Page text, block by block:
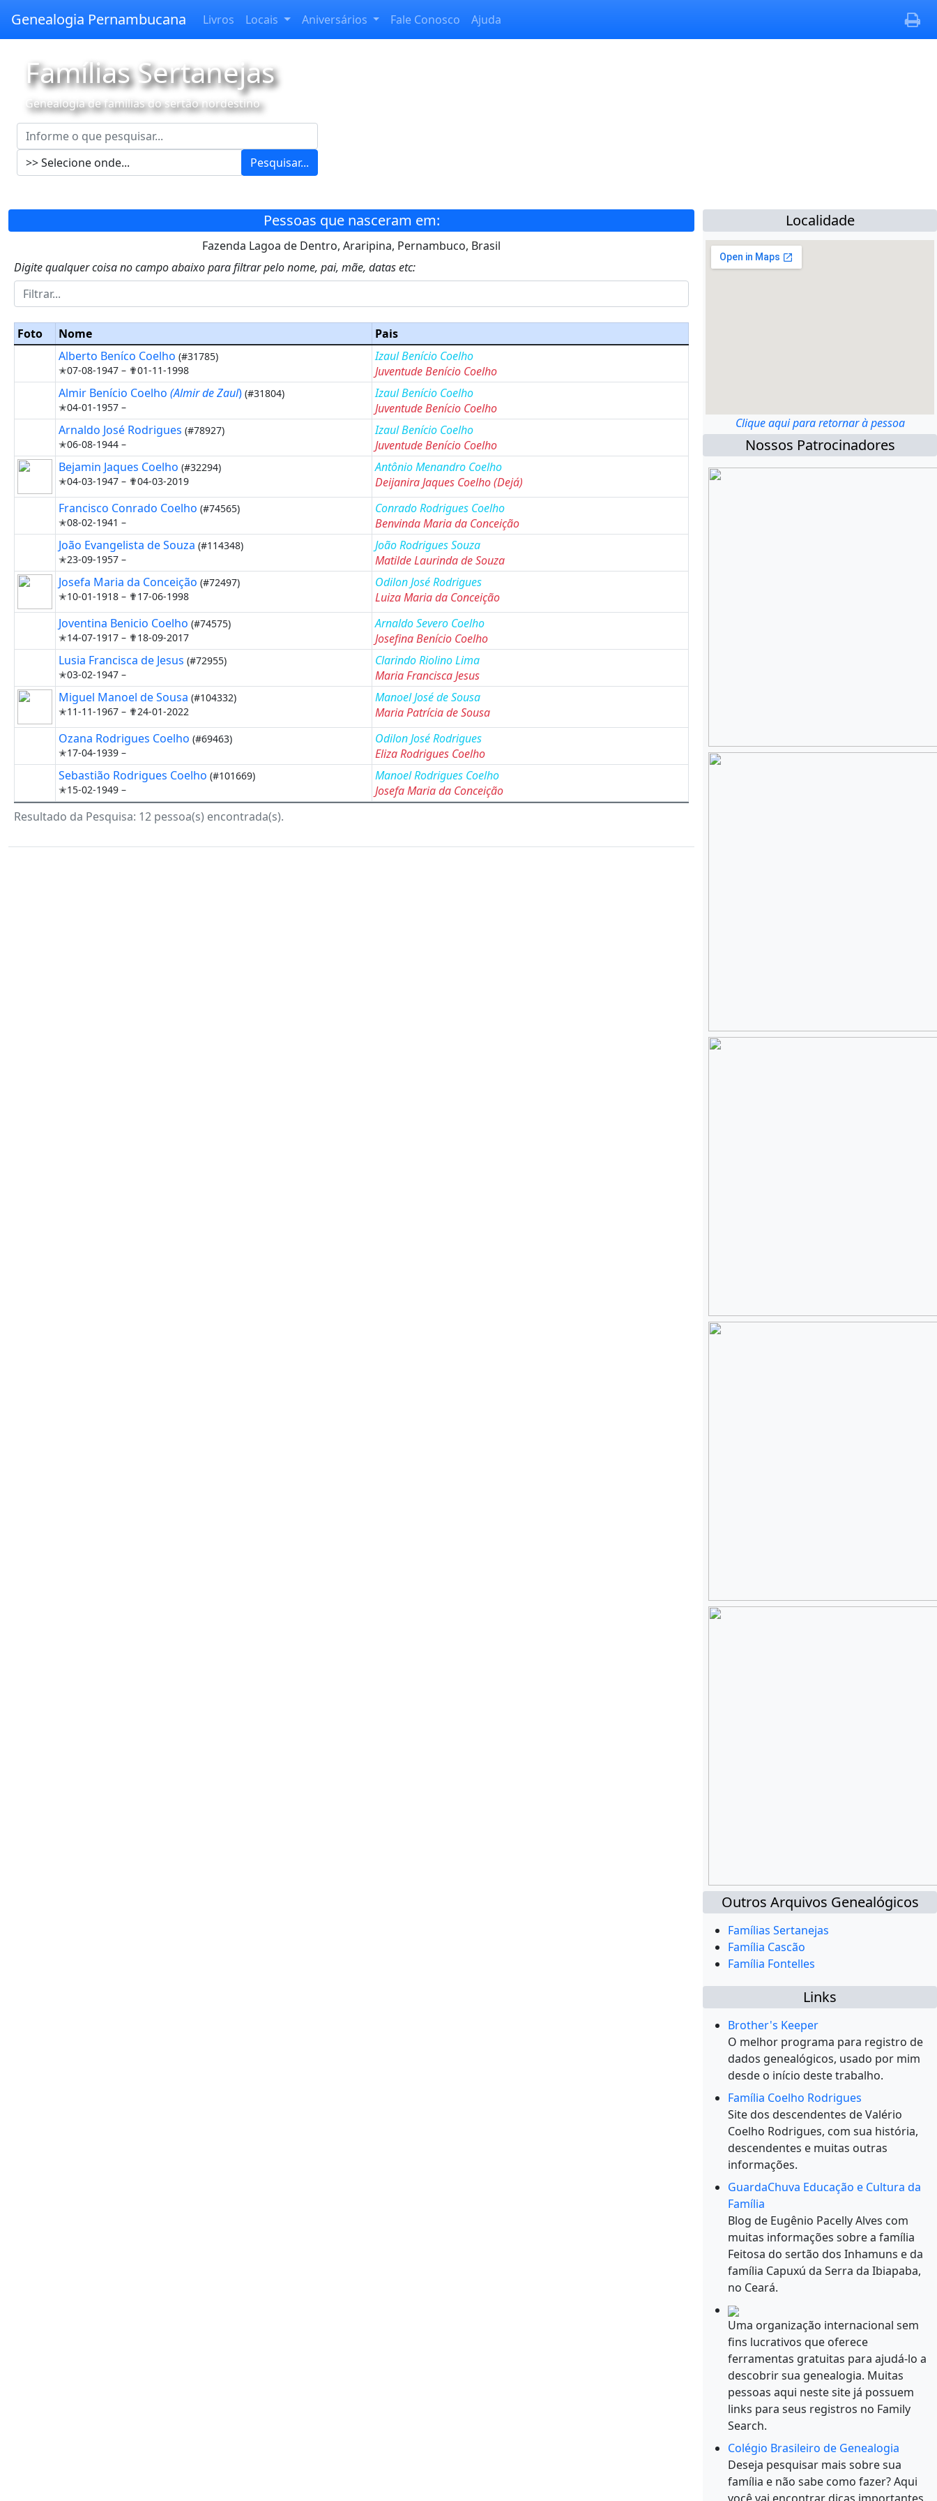
Genealogia Pernambucana Livros Locais Aniversários Fale Conosco Ajuda
Famílias Sertanejas
Genealogia de famílias do sertão nordestino
Pesquisar...
Pessoas que nasceram em:
Fazenda Lagoa de Dentro, Araripina, Pernambuco, Brasil
Digite qualquer coisa no campo abaixo para filtrar pelo nome, pai, mãe, datas etc:
Foto Nome
Pais
Alberto Beníco Coelho (#31785)
✭07-08-1947 – ✟01-11-1998
Izaul Benício Coelho
Juventude Benício Coelho
Almir Benício Coelho (Almir de Zaul) (#31804)
✭04-01-1957 –
Izaul Benício Coelho
Juventude Benício Coelho
Arnaldo José Rodrigues (#78927)
✭06-08-1944 –
Izaul Benício Coelho
Juventude Benício Coelho
Bejamin Jaques Coelho (#32294)
✭04-03-1947 – ✟04-03-2019
Antônio Menandro Coelho
Deijanira Jaques Coelho(Dejá)
Francisco Conrado Coelho (#74565)
✭08-02-1941 –
Conrado Rodrigues Coelho
Benvinda Maria da Conceição
João Evangelista de Souza (#114348)
✭23-09-1957 –
João Rodrigues Souza
Matilde Laurinda de Souza
Josefa Maria da Conceição (#72497)
✭10-01-1918 – ✟17-06-1998
Odilon José Rodrigues
Luiza Maria da Conceição
Joventina Benicio Coelho (#74575)
✭14-07-1917 – ✟18-09-2017
Arnaldo Severo Coelho
Josefina Benício Coelho
Lusia Francisca de Jesus (#72955)
✭03-02-1947 –
Clarindo Riolino Lima
Maria Francisca Jesus
Miguel Manoel de Sousa (#104332)
✭11-11-1967 – ✟24-01-2022
Manoel José de Sousa
Maria Patrícia de Sousa
Ozana Rodrigues Coelho (#69463)
✭17-04-1939 –
Odilon José Rodrigues
Eliza Rodrigues Coelho
Sebastião Rodrigues Coelho (#101669)
✭15-02-1949 –
Manoel Rodrigues Coelho
Josefa Maria da Conceição
Resultado da Pesquisa: 12 pessoa(s) encontrada(s).
Localidade
Clique aqui para retornar à pessoa
Nossos Patrocinadores
Outros Arquivos Genealógicos
Famílias Sertanejas
Família Cascão
Família Fontelles
Links
Brother's Keeper
O melhor programa para registro de
dados genealógicos, usado por mim
desde o início deste trabalho.
Família Coelho Rodrigues
Site dos descendentes de Valério
Coelho Rodrigues, com sua história,
descendentes e muitas outras
informações.
GuardaChuva Educação e Cultura da
Família
Blog de Eugênio Pacelly Alves com
muitas informações sobre a família
Feitosa do sertão dos Inhamuns e da
família Capuxú da Serra da Ibiapaba,
no Ceará.
Uma organização internacional sem
fins lucrativos que oferece
ferramentas gratuitas para ajudá-lo a
descobrir sua genealogia. Muitas
pessoas aqui neste site já possuem
links para seus registros no Family
Search.
Colégio Brasileiro de Genealogia
Deseja pesquisar mais sobre sua
família e não sabe como fazer? Aqui